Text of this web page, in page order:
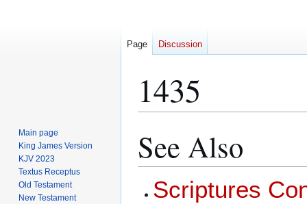
1435
to
to
See Also
Scriptures
Page Discussion
Main page
King James Version
KJV 2023
Textus Receptus
Old Testament
New Testament